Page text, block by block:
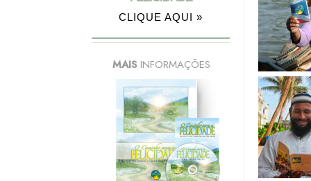
CLIQUE AQUI »
MAIS INFORMAÇÕES